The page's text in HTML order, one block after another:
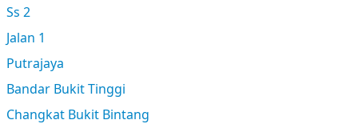
Ss 2
Jalan 1
Putrajaya
Bandar Bukit Tinggi
Changkat Bukit Bintang